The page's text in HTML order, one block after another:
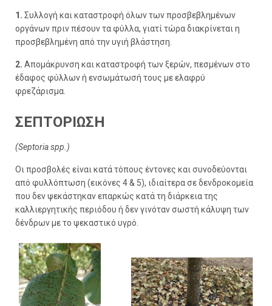
1. Συλλογή και καταστροφή όλων των προσβεβλημένων
οργάνων πριν πέσουν τα φύλλα, γιατί τώρα διακρίνεται η
προσβεβλημένη από την υγιή βλάστηση.
2. Απομάκρυνση και καταστροφή των ξερών, πεσμένων στο
έδαφος φύλλων ή ενσωμάτωσή τους με ελαφρύ
φρεζάρισμα.
ΣΕΠΤΟΡΙΩΣΗ
(Septoria spp.)
Οι προσβολές είναι κατά τόπους έντονες και συνοδεύονται
από φυλλόπτωση (εικόνες 4 & 5), ιδιαίτερα σε δενδροκομεία
που δεν ψεκάστηκαν επαρκώς κατά τη διάρκεια της
καλλιεργητικής περιόδου ή δεν γινόταν σωστή κάλυψη των
δένδρων με το ψεκαστικό υγρό.